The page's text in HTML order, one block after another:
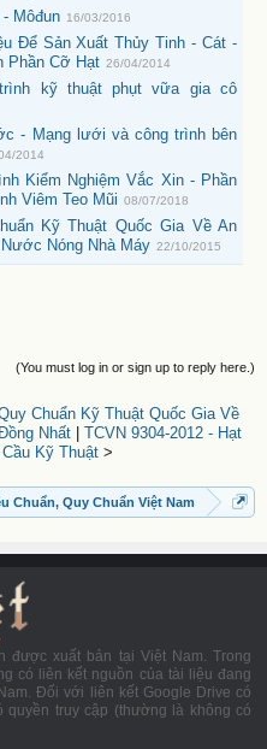
Môđun 16/03/2016
Để Sản Xuất Thủy Tinh - Cát -
Phần Cỡ Hạt 26/04/2014
trình kỹ thuật phụt vữa gia cô
- Mạng lưới và công trình bên
2014
Kiểm Nghiệm Vắc Xin - Phần
Viêm Teo Mũi 08/07/2018
Kỹ Thuật Quốc Gia Về An
Nóng Nhà Máy 22/10/2015
(You must log in or sign up to reply here.)
Chuẩn Kỹ Thuật Quốc Gia Về
Nhất
TCVN 9304-2012 - Hạt
Kỹ Thuật >
Chuẩn, Quy Chuẩn Việt Nam
được xuất bản tại Việt Nam. Trong
có liên kết nguồn của tài liệu đang
Đối với liên kết Google Drive có
truy cập (thường là không có